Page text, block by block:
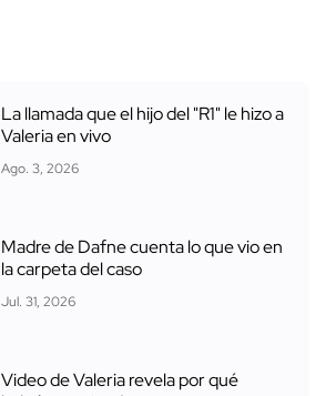
La llamada que el hijo del "R1" le hizo a
Valeria en vivo
Ago. 3, 2026
Madre de Dafne cuenta lo que vio en
la carpeta del caso
Jul. 31, 2026
Video de Valeria revela por qué